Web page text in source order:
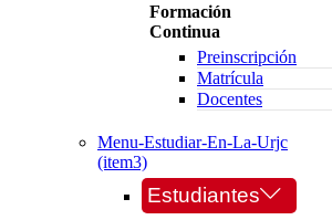
Formación
Continua
Preinscripción
Matrícula
Docentes
Menu-Estudiar-En-La-Urjc
(item3)
Estudiantes